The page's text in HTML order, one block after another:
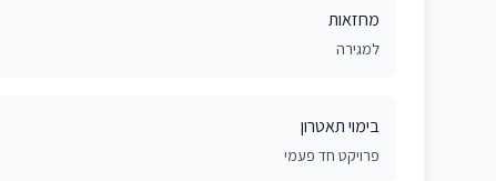
מחזאות
למגירה
בימוי תאטרון
פרויקט חד פעמי